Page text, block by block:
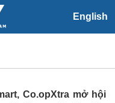
English
mở hội
8/3
Co.opXtra mở hội